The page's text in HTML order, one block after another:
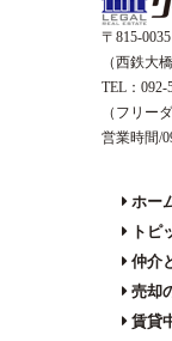
〒815-
（西鉄大
TEL：092-
（フリー
営業時間/
ホー
トピ
仲介
売却
賃貸